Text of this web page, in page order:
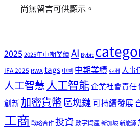
尚無留言可供顯示。
20252025年中期業績AI Bybit
IFA 2025 RWAtags 中國 中期業績 亞洲 人事
人工智慧人工智能企業社會責任
創新加密貨幣區塊鏈可持續發展
工商戰略合作投資數字資產新加坡新能源